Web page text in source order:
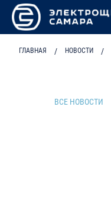
ГЛАВНАЯ / НОВОСТИ /
ВСЕ НОВОСТИ